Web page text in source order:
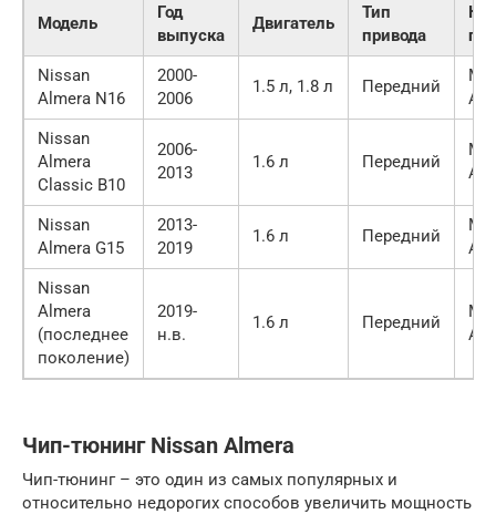
Модель
Год
выпуска
Двигатель
Тип
привода
Nissan
Almera N16
2000-
2006
1.5 л, 1.8 л Передний
Nissan
Almera
Classic B10
2006-
2013
1.6 л Передний
Nissan
Almera G15
2013-
2019
1.6 л Передний
Nissan
Almera
(последнее
поколение)
2019-
н.в.
1.6 л Передний
Чип-тюнинг Nissan Almera
Чип-тюнинг – это один из самых популярных и
относительно недорогих способов увеличить мощность